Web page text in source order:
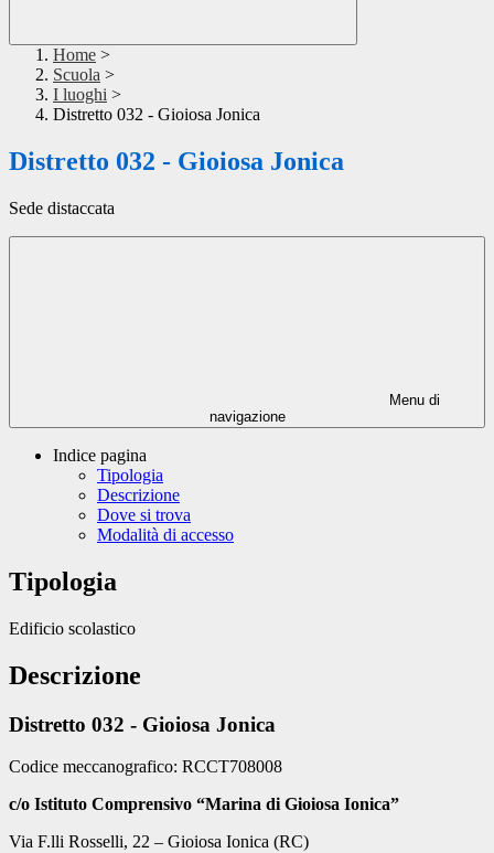
Home >
Scuola >
I luoghi >
Distretto 032 - Gioiosa Jonica
Distretto 032 - Gioiosa Jonica
Sede distaccata
Menu di
navigazione
Indice pagina
Tipologia
Descrizione
Dove si trova
Modalità di accesso
Tipologia
Edificio scolastico
Descrizione
Distretto 032 - Gioiosa Jonica
Codice meccanografico: RCCT708008
c/o Istituto Comprensivo “Marina di Gioiosa Ionica”
Via F.lli Rosselli, 22 – Gioiosa Ionica (RC)